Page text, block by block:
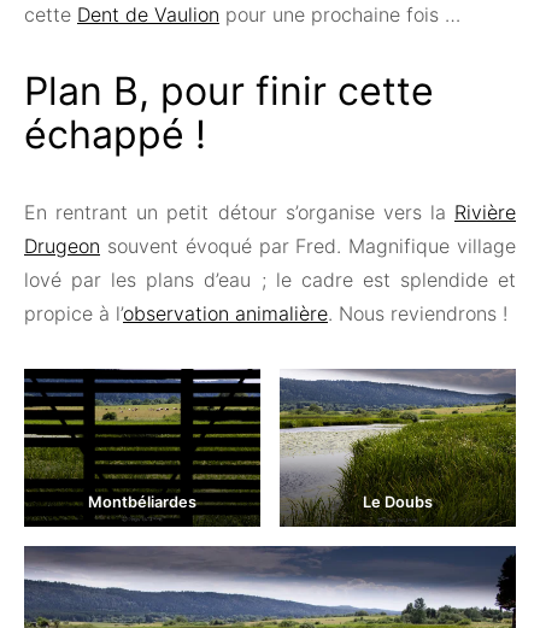
cette Dent de Vaulion pour une prochaine fois …
Plan B, pour finir cette
échappé !
En rentrant un petit détour s’organise vers la Rivière
Drugeon souvent évoqué par Fred. Magnifique village
lové par les plans d’eau ; le cadre est splendide et
propice à l’observation animalière. Nous reviendrons !
Montbéliardes Le Doubs